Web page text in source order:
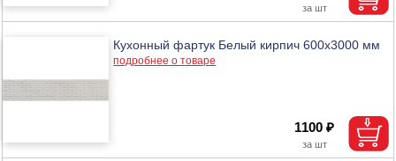
Кухонный фартук Белый кирпич 600х3000 мм
подробнее о товаре
1100 ₽